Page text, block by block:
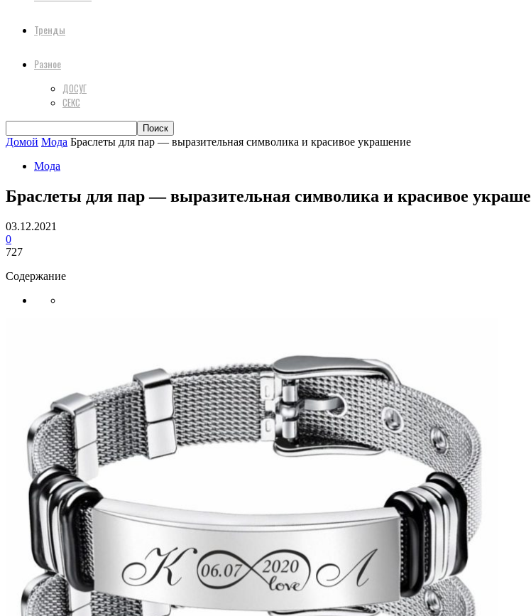
Тренды
Разное
ДОСУГ
СЕКС
Домой Мода Браслеты для пар — выразительная символика и красивое украшение
Мода
Браслеты для пар — выразительная символика и красивое
03.12.2021
0
727
Содержание